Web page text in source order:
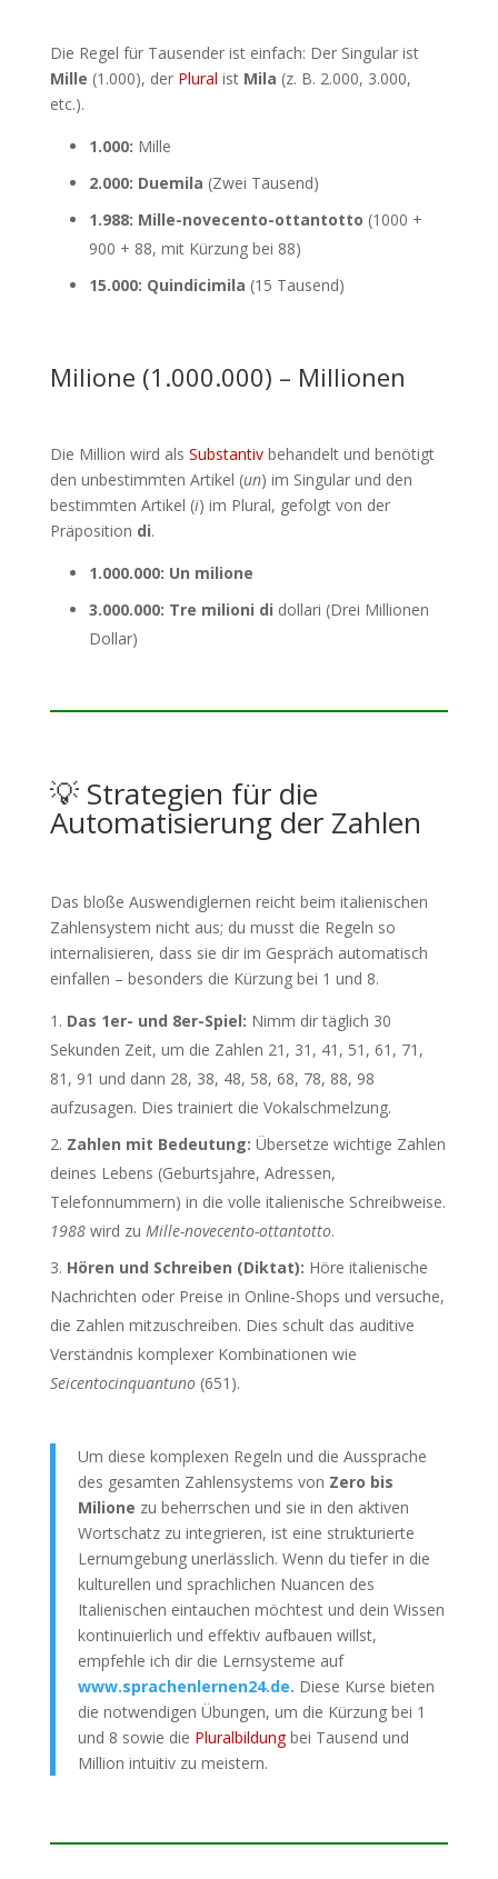
Die Regel für Tausender ist einfach: Der Singular ist
Mille (1.000), der Plural ist Mila (z. B. 2.000, 3.000,
etc.).
1.000: Mille
2.000: Duemila (Zwei Tausend)
1.988: Mille-novecento-ottantotto (1000 +
900 + 88, mit Kürzung bei 88)
15.000: Quindicimila (15 Tausend)
Milione (1.000.000) – Millionen
Die Million wird als Substantivbehandelt und benötigt
den unbestimmten Artikel (un) im Singular und den
bestimmten Artikel (i) im Plural, gefolgt von der
Präposition di.
1.000.000: Un milione
3.000.000: Tre milioni di dollari (Drei Millionen
Dollar)
💡 Strategien für die
Automatisierung der Zahlen
Das bloße Auswendiglernen reicht beim italienischen
Zahlensystem nicht aus; du musst die Regeln so
internalisieren, dass sie dir im Gespräch automatisch
einfallen – besonders die Kürzung bei 1 und 8.
Das 1er- und 8er-Spiel: Nimm dir täglich 30
Sekunden Zeit, um die Zahlen 21, 31, 41, 51, 61, 71,
81, 91 und dann 28, 38, 48, 58, 68, 78, 88, 98
aufzusagen. Dies trainiert die Vokalschmelzung.
Zahlen mit Bedeutung: Übersetze wichtige Zahlen
deines Lebens (Geburtsjahre, Adressen,
Telefonnummern) in die volle italienische Schreibweise.
1988wird zu Mille-novecento-ottantotto.
Hören und Schreiben (Diktat): Höre italienische
Nachrichten oder Preise in Online-Shops und versuche,
die Zahlen mitzuschreiben. Dies schult das auditive
Verständnis komplexer Kombinationen wie
Seicentocinquantuno(651).
Um diese komplexen Regeln und die Aussprache
des gesamten Zahlensystems von Zero bis
Milione zu beherrschen und sie in den aktiven
Wortschatz zu integrieren, ist eine strukturierte
Lernumgebung unerlässlich. Wenn du tiefer in die
kulturellen und sprachlichen Nuancen des
Italienischen eintauchen möchtest und dein Wissen
kontinuierlich und effektiv aufbauen willst,
empfehle ich dir die Lernsysteme auf
www.sprachenlernen24.de. Diese Kurse bieten
die notwendigen Übungen, um die Kürzung bei 1
und 8 sowie die Pluralbildungbei Tausend und
Million intuitiv zu meistern.